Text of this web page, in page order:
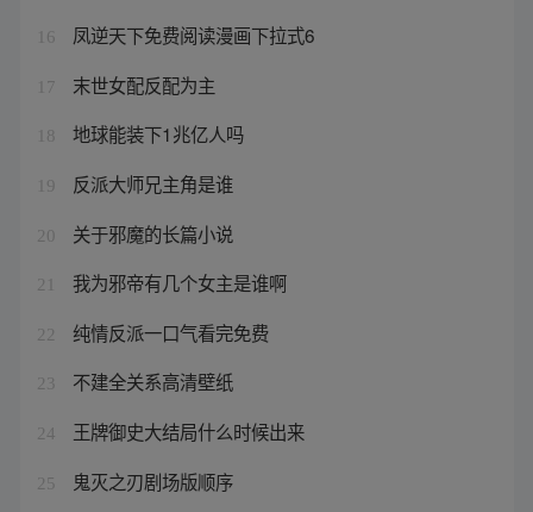
16 凤逆天下免费阅读漫画下拉式6
17 末世女配反配为主
18 地球能装下1兆亿人吗
19 反派大师兄主角是谁
20 关于邪魔的长篇小说
21 我为邪帝有几个女主是谁啊
22 纯情反派一口气看完免费
23 不建全关系高清壁纸
24 王牌御史大结局什么时候出来
25 鬼灭之刃剧场版顺序